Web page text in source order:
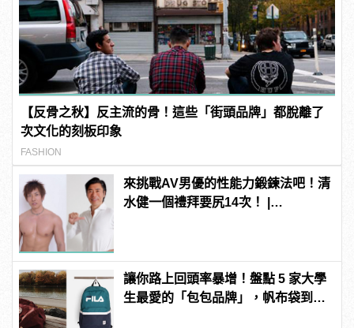
【反骨之秋】反主流的骨！這些「街頭品牌」都脫離了
次文化的刻板印象
FASHION
來挑戰AV男優的性能力鍛鍊法吧！清
水健一個禮拜要尻14次！ |
讓你路上回頭率暴增！盤點 5 家大學
生最愛的「包包品牌」，帆布袋到腰